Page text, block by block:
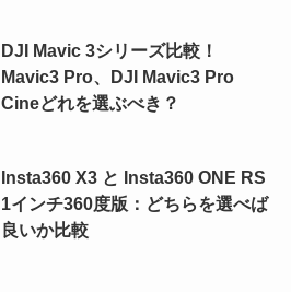
DJI Mavic 3シリーズ比較！
Mavic3 Pro、DJI Mavic3 Pro
Cineどれを選ぶべき？
Insta360 X3 と Insta360 ONE RS
1インチ360度版：どちらを選べば
良いか比較